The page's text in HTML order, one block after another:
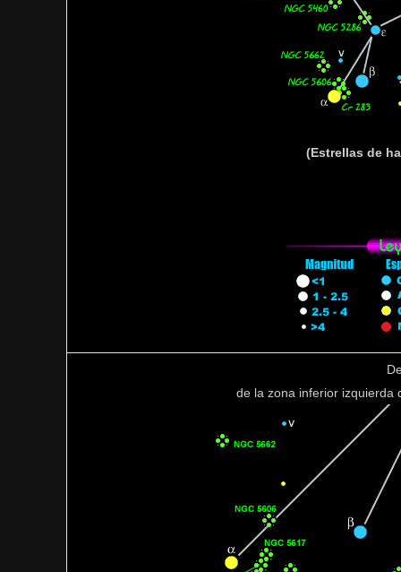
(Estrellas de
de la zona inferior izquierda